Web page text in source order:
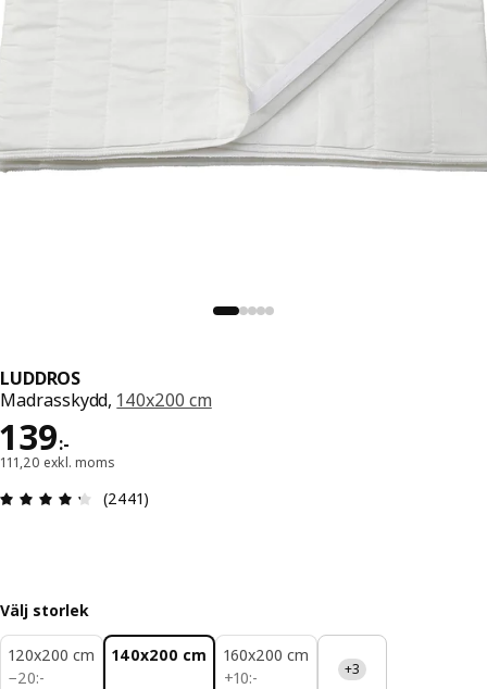
LUDDROS
Madrasskydd, 140x200 cm
139:-
Pris 139:-
111,20 exkl. moms
Recension: 4.3 utav 5 stjärnor. Totalt antal
(2441)
Välj storlek
120x200 cm
−20:-
20:-
140x200 cm
160x200 cm
+10:-
10:- +3